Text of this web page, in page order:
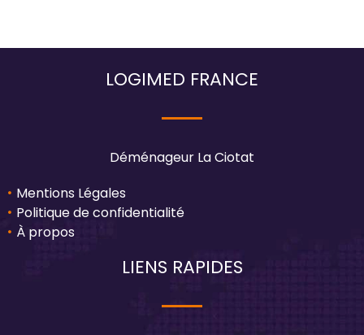
LOGIMED FRANCE
Déménageur La Ciotat
Mentions Légales
Politique de confidentialité
À propos
LIENS RAPIDES